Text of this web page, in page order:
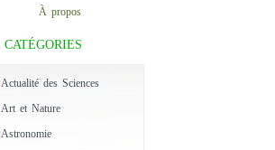
À propos
CATÉGORIES
Actualité des Sciences
Art et Nature
Astronomie